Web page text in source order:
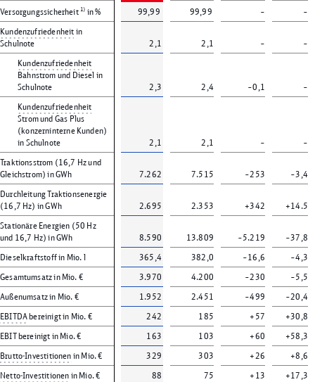
Versorgungs­sicherheit 1) in % 99,99 99,99 –
–
Kundenzufriedenheit in
Schulnote
2,1 2,1 –
–
Kundenzufriedenheit
Bahnstrom und Diesel in
Schulnote
2,3 2,4 –0,1
–
Kundenzufriedenheit
Strom und Gas Plus
(konzerninterne Kunden)
in Schulnote
2,1 2,1 –
–
Traktionsstrom (16,7 Hz und
Gleichstrom) in GWh
7.262 7.515 –253
–3,4
Durchleitung Traktionsenergie
(16,7 Hz) in GWh
2.695 2.353 +342
+14.5
Stationäre Energien (50 Hz
und 16,7 Hz) in GWh
8.590 13.809 –5.219
–37,8
Dieselkraftstoff in Mio. l
365,4 382,0 –16,6
–4,3
Gesamtumsatz in Mio. €
3.970 4.200 –230
–5,5
Außenumsatz in Mio. €
1.952 2.451 –499
–20,4
EBITDAbereinigt in Mio. € 242 185 +57
+30,8
EBIT bereinigt in Mio. €
163 103 +60
+58,3
Brutto-Investitionen in Mio. € 329 303 +26
+8,6
Netto-Investitionen in Mio. € 88 75 +13 +17,3